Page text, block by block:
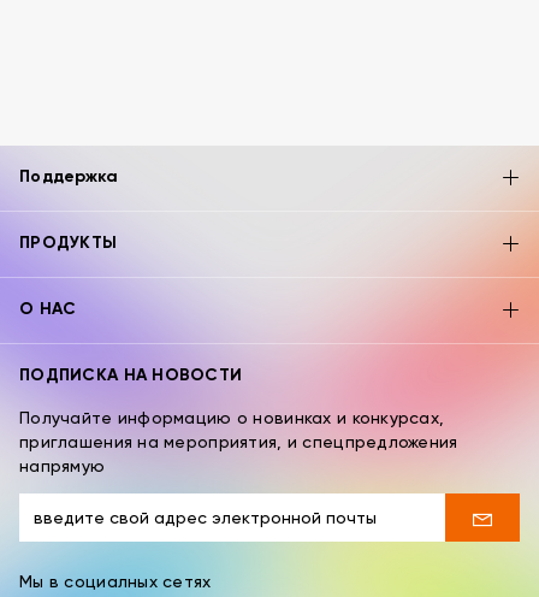
Поддержка
ПРОДУКТЫ
О НАС
ПОДПИСКА НА НОВОСТИ
Получайте информацию о новинках и конкурсах,
приглашения на мероприятия, и спецпредложения
напрямую
Мы в социалных сетях